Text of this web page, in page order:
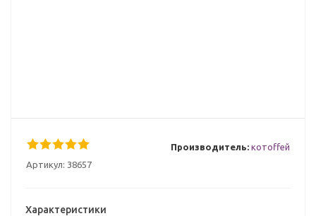
Артикул: 38657
Производитель: котоffей
Характеристики